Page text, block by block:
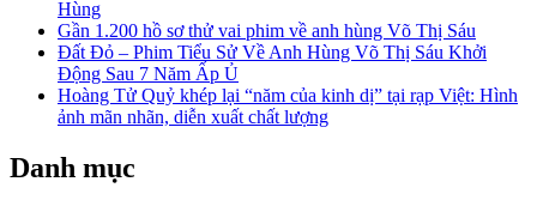
Hùng
Gần 1.200 hồ sơ thử vai phim về anh hùng Võ Thị Sáu
Đất Đỏ – Phim Tiểu Sử Về Anh Hùng Võ Thị Sáu Khởi
Động Sau 7 Năm Ấp Ủ
Hoàng Tử Quỷ khép lại “năm của kinh dị” tại rạp Việt: Hình
ảnh mãn nhãn, diễn xuất chất lượng
Danh mục